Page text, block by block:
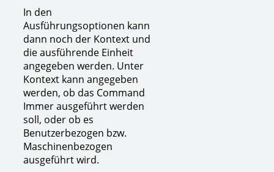
In den
Ausführungsoptionen kann
dann noch der Kontext und
die ausführende Einheit
angegeben werden. Unter
Kontext kann angegeben
werden, ob das Command
Immer ausgeführt werden
soll, oder ob es
Benutzerbezogen bzw.
Maschinenbezogen
ausgeführt wird.